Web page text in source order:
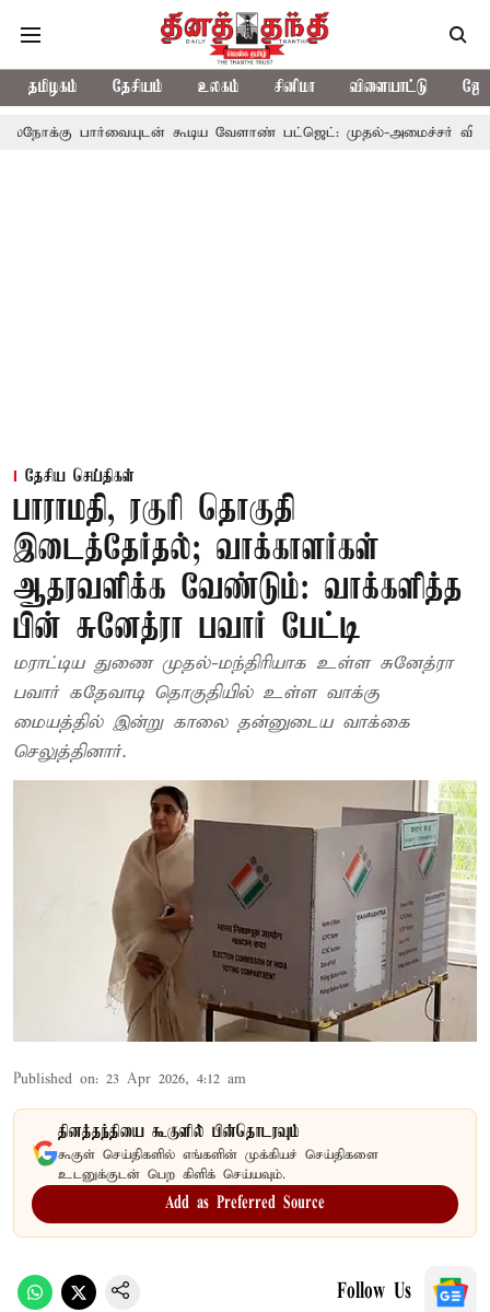
தமிழகம் தேசியம் உலகம் சினிமா விளையாட்டு
கூடிய வேளாண் பட்ஜெட்: முதல்-அமைச்சர் விஜய்
தேசிய செய்திகள்
பாராமதி, ரகுரி தொகுதி
இடைத்தேர்தல்; வாக்காளர்கள்
ஆதரவளிக்க வேண்டும்: வாக்களித்த
பின் சுனேத்ரா பவார் பேட்டி
மராட்டிய துணை முதல்-மந்திரியாக உள்ள சுனேத்ரா
பவார் கதேவாடி தொகுதியில் உள்ள வாக்கு
மையத்தில் இன்று காலை தன்னுடைய வாக்கை
செலுத்தினார்.
Published on: 23 Apr 2026, 4:12 am
தினத்தந்தியை கூகுளில் பின்தொடரவும்
கூகுள் செய்திகளில் எங்களின் முக்கியச் செய்திகளை
உடனுக்குடன் பெற கிளிக் செய்யவும்.
Add as Preferred Source
Follow Us